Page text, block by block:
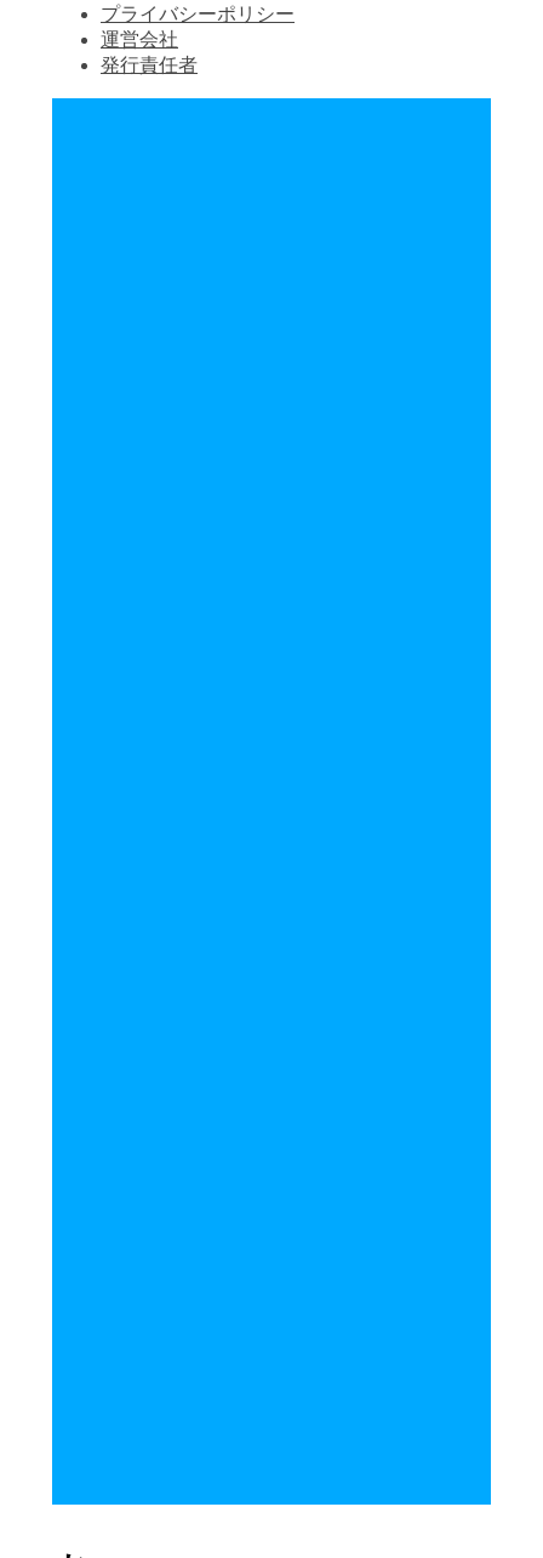
プライバシーポリシー
運営会社
発行責任者